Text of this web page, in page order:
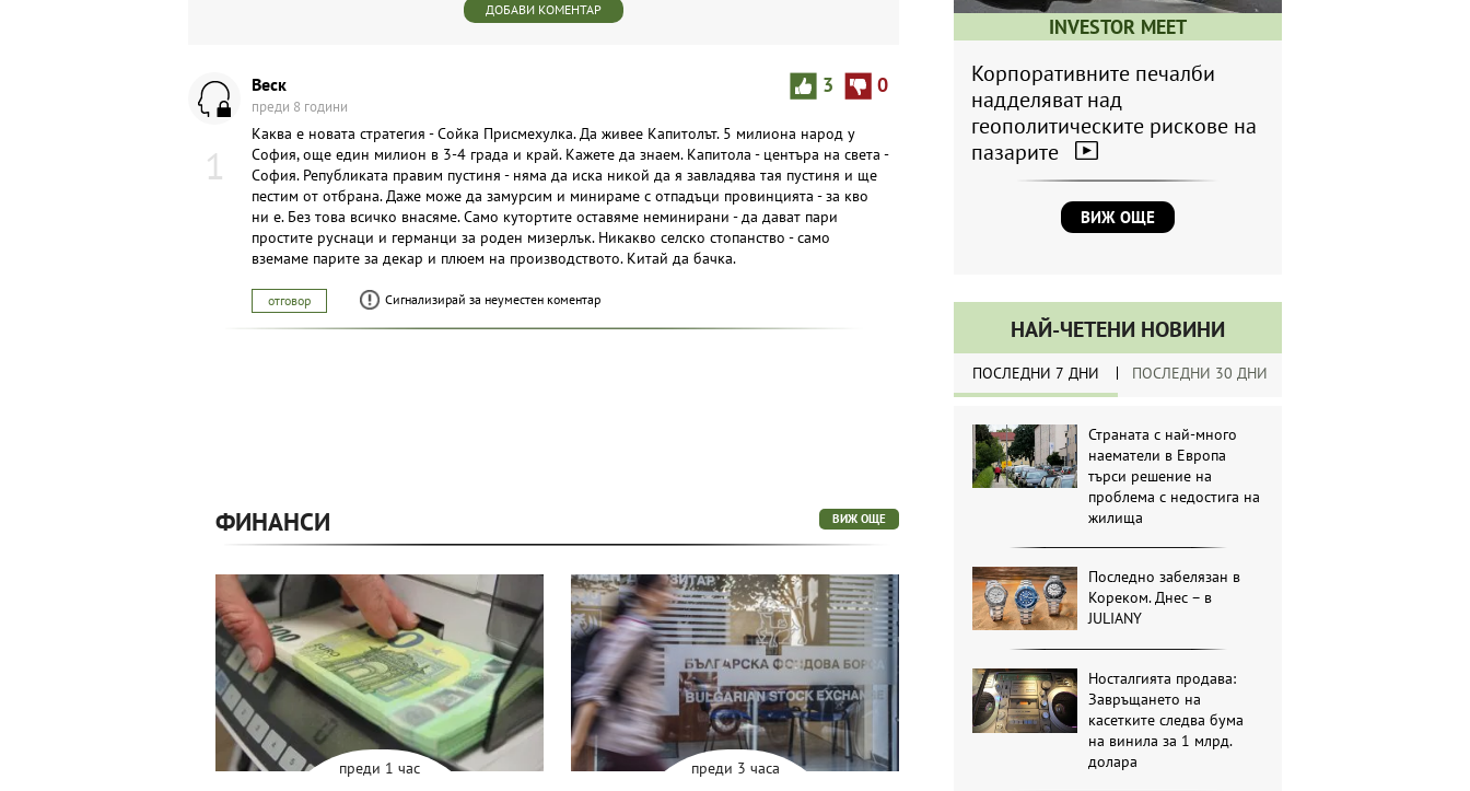
INVESTOR MEET
Корпоративните печалби
надделяват над
геополитическите рискове на
пазарите
ВИЖ ОЩЕ
НАЙ-ЧЕТЕНИ НОВИНИ
ПОСЛЕДНИ 7 ДНИ ПОСЛЕДНИ 30 ДНИ
Страната с най-много
наематели в Европа
търси решение на
проблема с недостига на
жилища
Последно забелязан в
Кореком. Днес – в
JULIANY
Носталгията продава:
Завръщането на
касетките следва бума
на винила за 1 млрд.
долара
ДОБАВИ КОМЕНТАР
1
3 0
Веск
преди 8 години
Каква е новата стратегия - Сойка Присмехулка. Да живее Капитолът. 5 милиона народ у
София, още един милион в 3-4 града и край. Кажете да знаем. Капитола - центъра на света -
София. Републиката правим пустиня - няма да иска никой да я завладява тая пустиня и ще
пестим от отбрана. Даже може да замурсим и минираме с отпадъци провинцията - за кво
ни е. Без това всичко внасяме. Само кутортите оставяме неминирани - да дават пари
простите руснаци и германци за роден мизерлък. Никакво селско стопанство - само
вземаме парите за декар и плюем на производството. Китай да бачка.
отговор Сигнализирай за неуместен коментар
ФИНАНСИ ВИЖ ОЩЕ
преди 1 час преди 3 часа